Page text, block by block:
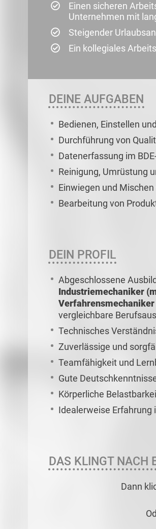
Einen sicheren
Unternehmen mit
Steigender
Ein kollegiales
DEINE AUFGABEN
Bedienen, Einstellen
Durchführung von
Datenerfassung im
Reinigung, Umrüstung
Einwiegen und
Bearbeitung von
DEIN PROFIL
Abgeschlossene
Industriemechaniker
vergleichbare
Technisches
Zuverlässige und
Teamfähigkeit und
Gute
Körperliche
Idealerweise
DAS KLINGT NACH
Dann